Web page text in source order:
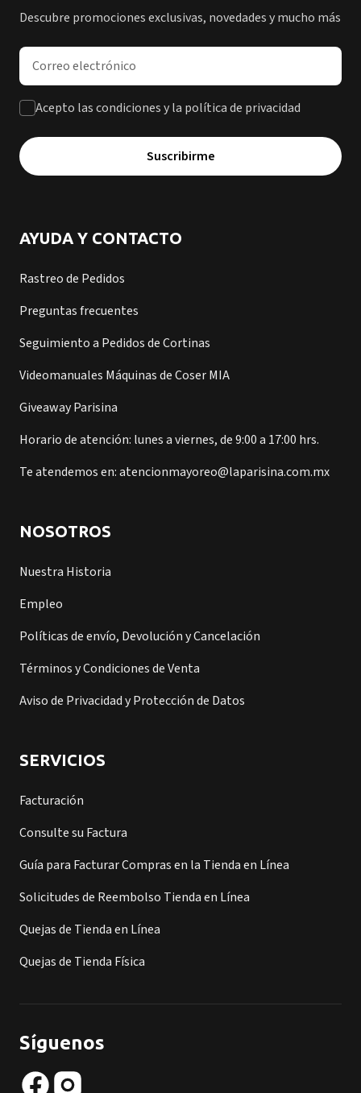
Descubre promociones exclusivas, novedades y mucho más
Dirección de correo electrónico
Acepto las condiciones y la política de privacidad
Suscribirme
AYUDA Y CONTACTO
Rastreo de Pedidos
Preguntas frecuentes
Seguimiento a Pedidos de Cortinas
Videomanuales Máquinas de Coser MIA
Giveaway Parisina
Horario de atención: lunes a viernes, de 9:00 a 17:00 hrs.
Te atendemos en: atencionmayoreo@laparisina.com.mx
NOSOTROS
Nuestra Historia
Empleo
Políticas de envío, Devolución y Cancelación
Términos y Condiciones de Venta
Aviso de Privacidad y Protección de Datos
SERVICIOS
Facturación
Consulte su Factura
Guía para Facturar Compras en la Tienda en Línea
Solicitudes de Reembolso Tienda en Línea
Quejas de Tienda en Línea
Quejas de Tienda Física
Síguenos